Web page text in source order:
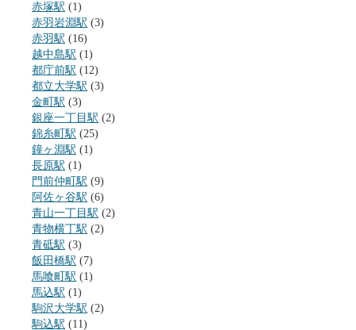
赤塚駅 (1)
赤羽岩淵駅 (3)
赤羽駅 (16)
越中島駅 (1)
都庁前駅 (12)
都立大学駅 (3)
金町駅 (3)
銀座一丁目駅 (2)
錦糸町駅 (25)
鐘ヶ淵駅 (1)
長原駅 (1)
門前仲町駅 (9)
阿佐ヶ谷駅 (6)
青山一丁目駅 (2)
青物横丁駅 (2)
青砥駅 (3)
飯田橋駅 (7)
馬喰町駅 (1)
馬込駅 (1)
駒沢大学駅 (2)
駒込駅 (11)